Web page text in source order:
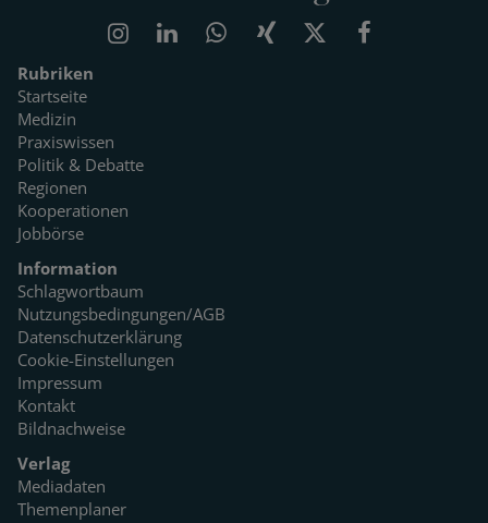
Rubriken
Startseite
Medizin
Praxiswissen
Politik & Debatte
Regionen
Kooperationen
Jobbörse
Information
Schlagwortbaum
Nutzungsbedingungen/AGB
Datenschutzerklärung
Cookie-Einstellungen
Impressum
Kontakt
Bildnachweise
Verlag
Mediadaten
Themenplaner